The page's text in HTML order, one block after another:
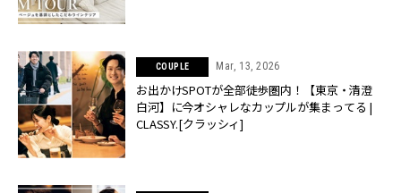
COUPLE Mar, 13, 2026
お出かけSPOTが全部徒歩圏内！【東京・清澄
白河】に今オシャレなカップルが集まってる |
CLASSY.[クラッシィ]